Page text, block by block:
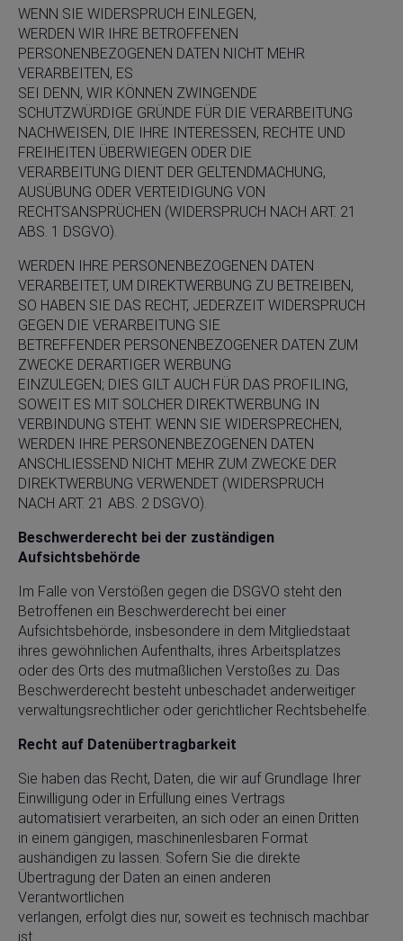
WENN SIE WIDERSPRUCH EINLEGEN,
WERDEN WIR IHRE BETROFFENEN
PERSONENBEZOGENEN DATEN NICHT MEHR
VERARBEITEN, ES
SEI DENN, WIR KÖNNEN ZWINGENDE
SCHUTZWÜRDIGE GRÜNDE FÜR DIE VERARBEITUNG
NACHWEISEN, DIE IHRE INTERESSEN, RECHTE UND
FREIHEITEN ÜBERWIEGEN ODER DIE
VERARBEITUNG DIENT DER GELTENDMACHUNG,
AUSÜBUNG ODER VERTEIDIGUNG VON
RECHTSANSPRÜCHEN (WIDERSPRUCH NACH ART. 21
ABS. 1 DSGVO).
WERDEN IHRE PERSONENBEZOGENEN DATEN
VERARBEITET, UM DIREKTWERBUNG ZU BETREIBEN,
SO HABEN SIE DAS RECHT, JEDERZEIT WIDERSPRUCH
GEGEN DIE VERARBEITUNG SIE
BETREFFENDER PERSONENBEZOGENER DATEN ZUM
ZWECKE DERARTIGER WERBUNG
EINZULEGEN; DIES GILT AUCH FÜR DAS PROFILING,
SOWEIT ES MIT SOLCHER DIREKTWERBUNG IN
VERBINDUNG STEHT. WENN SIE WIDERSPRECHEN,
WERDEN IHRE PERSONENBEZOGENEN DATEN
ANSCHLIESSEND NICHT MEHR ZUM ZWECKE DER
DIREKTWERBUNG VERWENDET (WIDERSPRUCH
NACH ART. 21 ABS. 2 DSGVO).
Beschwerderecht bei der zuständigen
Aufsichtsbehörde
Im Falle von Verstößen gegen die DSGVO steht den
Betroffenen ein Beschwerderecht bei einer
Aufsichtsbehörde, insbesondere in dem Mitgliedstaat
ihres gewöhnlichen Aufenthalts, ihres Arbeitsplatzes
oder des Orts des mutmaßlichen Verstoßes zu. Das
Beschwerderecht besteht unbeschadet anderweitiger
verwaltungsrechtlicher oder gerichtlicher Rechtsbehelfe.
Recht auf Datenübertragbarkeit
Sie haben das Recht, Daten, die wir auf Grundlage Ihrer
Einwilligung oder in Erfüllung eines Vertrags
automatisiert verarbeiten, an sich oder an einen Dritten
in einem gängigen, maschinenlesbaren Format
aushändigen zu lassen. Sofern Sie die direkte
Übertragung der Daten an einen anderen
Verantwortlichen
verlangen, erfolgt dies nur, soweit es technisch machbar
ist.